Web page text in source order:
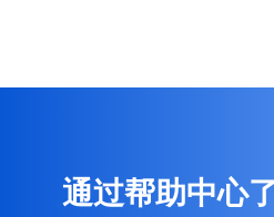
通过帮助中心